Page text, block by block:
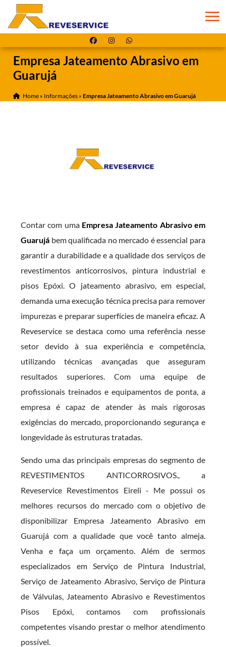
Empresa Jateamento Abrasivo em
Guarujá
Home » Informações »Empresa Jateamento Abrasivo em Guarujá
Contar com uma Empresa Jateamento Abrasivo em
Guarujá bem qualificada no mercado é essencial para
garantir a durabilidade e a qualidade dos serviços de
revestimentos anticorrosivos, pintura industrial e
pisos Epóxi. O jateamento abrasivo, em especial,
demanda uma execução técnica precisa para remover
impurezas e preparar superfícies de maneira eficaz. A
Reveservice se destaca como uma referência nesse
setor devido à sua experiência e competência,
utilizando técnicas avançadas que asseguram
resultados superiores. Com uma equipe de
profissionais treinados e equipamentos de ponta, a
empresa é capaz de atender às mais rigorosas
exigências do mercado, proporcionando segurança e
longevidade às estruturas tratadas.
Sendo uma das principais empresas do segmento de
REVESTIMENTOS ANTICORROSIVOS., a
Reveservice Revestimentos Eireli - Me possui os
melhores recursos do mercado com o objetivo de
disponibilizar Empresa Jateamento Abrasivo em
Guarujá com a qualidade que você tanto almeja.
Venha e faça um orçamento. Além de sermos
especializados em Serviço de Pintura Industrial,
Serviço de Jateamento Abrasivo, Serviço de Pintura
de Válvulas, Jateamento Abrasivo e Revestimentos
Pisos Epóxi, contamos com profissionais
competentes visando prestar o melhor atendimento
possível.